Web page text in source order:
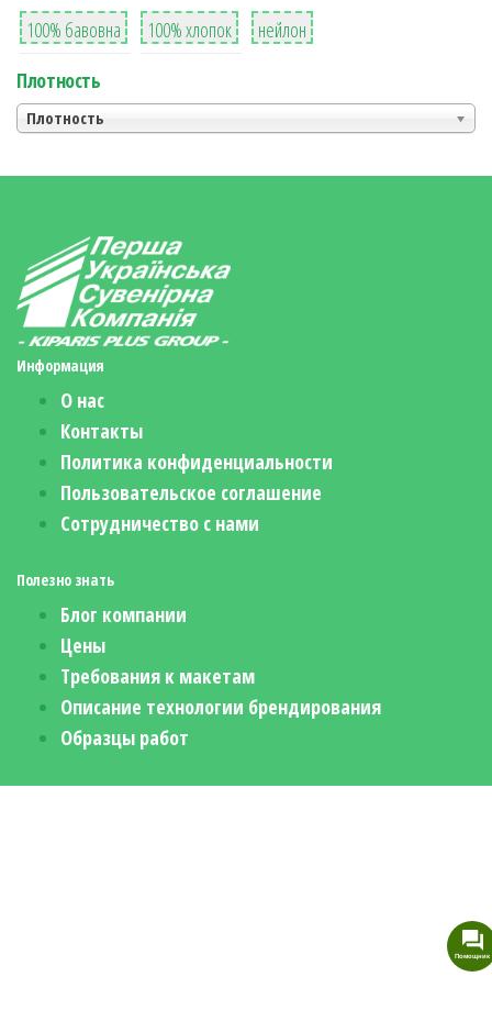
8
100% бавовна
36
100% хлопок
2
нейлон
Плотность
Плотность
Информация
О нас
Контакты
Политика конфиденциальности
Пользовательское соглашение
Сотрудничество с нами
Полезно знать
Блог компании
Цены
Требования к макетам
Описание технологии брендирования
Образцы работ
Помощник